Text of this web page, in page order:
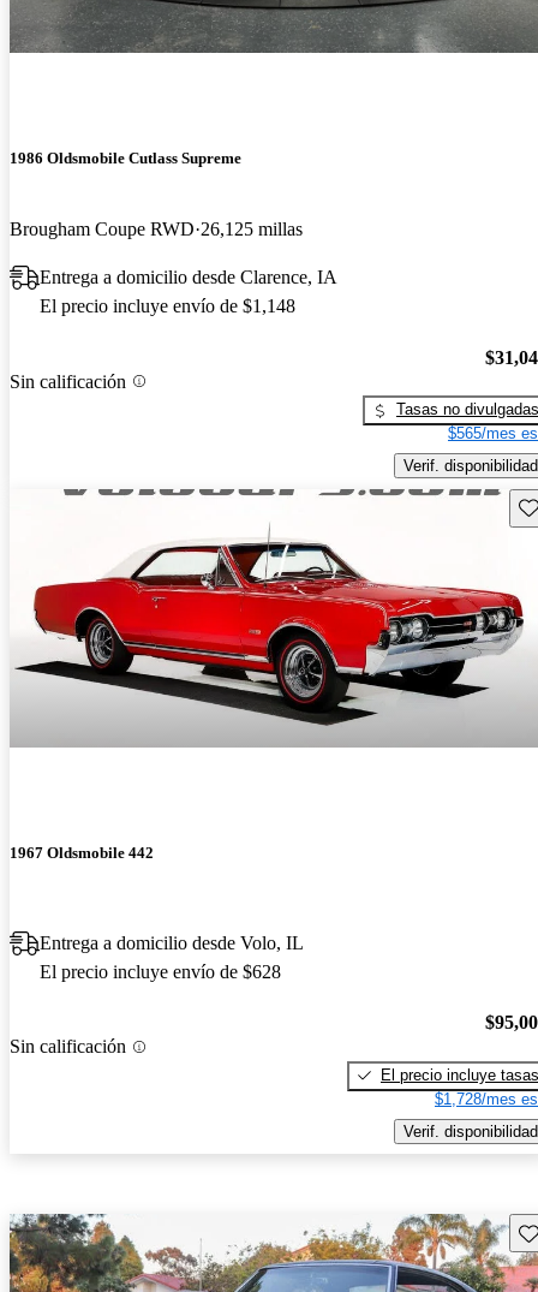
1986 Oldsmobile Cutlass Supreme
Brougham Coupe RWD 26,125 millas
Entrega a domicilio desde Clarence, IA
El precio incluye envío de $1,148
Sin calificación
Tasas no divulgadas
$565/mes
Verif. disponibilidad
1967 Oldsmobile 442
Entrega a domicilio desde Volo, IL
El precio incluye envío de $628
Sin calificación
El precio incluye tasas
$1,728/mes
Verif. disponibilidad